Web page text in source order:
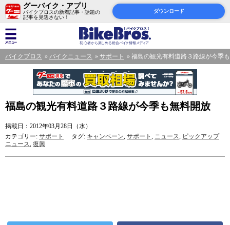
グーバイク・アプリ
バイクブロスの新着記事・話題の
記事を見逃さない！
ダウンロード
バイクブロス バイクニュース サポート 福島の観光有料道路３路線が今季
福島の観光有料道路３路線が今季も無料開放
掲載日：2012年03月28日（水）
カテゴリー: サポート タグ: キャンペーン, サポート , ニュース, ピックアップ
ニュース, 復興